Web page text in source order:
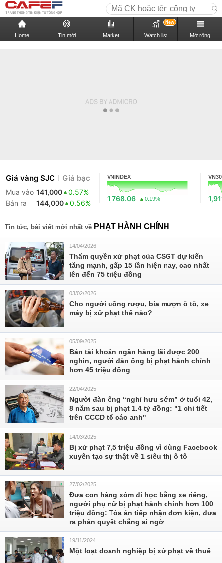
Home Tin mới Market Watch list
New
Mở rộng
Giá vàng SJC Giá bạc
Mua vào 141,000
0.57%
Bán ra
144,000 0.56%
VNINDEX
1,768.06 0.19%
VN30
Tin tức, bài viết mới nhất về PHẠT HÀNH CHÍNH
14/04/2026
Thẩm quyền xử phạt của CSGT dự kiến
tăng mạnh, gấp 15 lần hiện nay, cao nhất
lên đến 75 triệu đồng
03/02/2026
Cho người uống rượu, bia mượn ô tô, xe
máy bị xử phạt thế nào?
05/09/2025
Bán tài khoản ngân hàng lãi được 200
nghìn, người đàn ông bị phạt hành chính
hơn 45 triệu đồng
22/04/2025
Người đàn ông “nghỉ hưu sớm” ở tuổi 42,
8 năm sau bị phạt 1.4 tỷ đồng: "1 chi tiết
trên CCCD tố cáo anh"
14/03/2025
Bị xử phạt 7,5 triệu đồng vì dùng Facebook
xuyên tạc sự thật về 1 siêu thị ô tô
27/02/2025
Đưa con hàng xóm đi học bằng xe riêng,
người phụ nữ bị phạt hành chính hơn 100
triệu đồng: Tòa án tiếp nhận đơn kiện, đưa
ra phán quyết chẳng ai ngờ
19/11/2024
Một loạt doanh nghiệp bị xử phạt về thuế